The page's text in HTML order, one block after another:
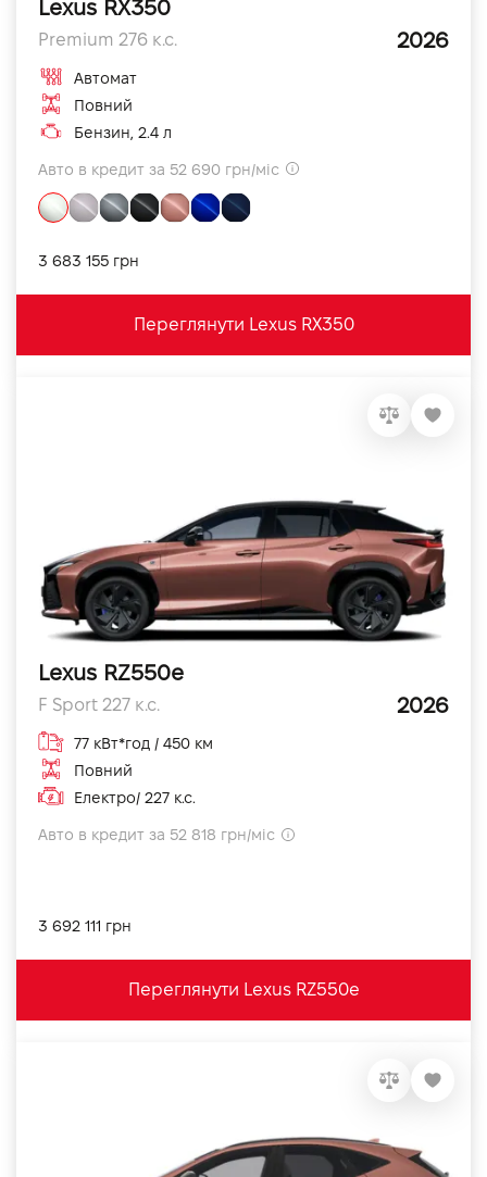
Lexus RX350
Premium 276 к.с. 2026
Автомат
Повний
Бензин, 2.4 л
Авто в кредит за 52 690 грн/міс
3 683 155 грн
Переглянути Lexus RX350
Lexus RZ550e
F Sport 227 к.с. 2026
77 кВт*год / 450 км
Повний
Електро/ 227 к.с.
Авто в кредит за 52 818 грн/міс
3 692 111 грн
Переглянути Lexus RZ550e